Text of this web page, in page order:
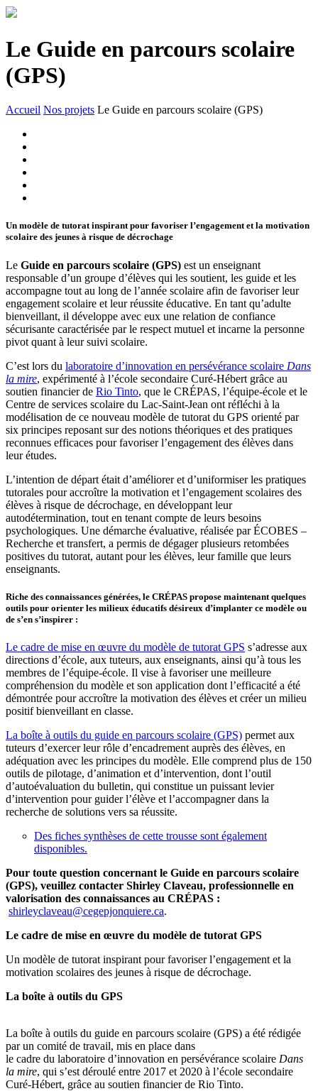
Le Guide en parcours scolaire
(GPS)
Accueil Nos projets Le Guide en parcours scolaire (GPS)
Un modèle de tutorat inspirant pour favoriser l’engagement et la motivation
scolaire des jeunes à risque de décrochage
Le Guide en parcours scolaire (GPS) est un enseignant
responsable d’un groupe d’élèves qui les soutient, les guide et les
accompagne tout au long de l’année scolaire afin de favoriser leur
engagement scolaire et leur réussite éducative. En tant qu’adulte
bienveillant, il développe avec eux une relation de confiance
sécurisante caractérisée par le respect mutuel et incarne la personne
pivot quant à leur suivi scolaire.
C’est lors du laboratoire d’innovation en persévérance scolaire Dans
la mire, expérimenté à l’école secondaire Curé-Hébert grâce au
soutien financier de Rio Tinto, que le CRÉPAS, l’équipe-école et le
Centre de services scolaire du Lac-Saint-Jean ont réfléchi à la
modélisation de ce nouveau modèle de tutorat du GPS orienté par
six principes reposant sur des notions théoriques et des pratiques
reconnues efficaces pour favoriser l’engagement des élèves dans
leur études.
L’intention de départ était d’améliorer et d’uniformiser les pratiques
tutorales pour accroître la motivation et l’engagement scolaires des
élèves à risque de décrochage, en développant leur
autodétermination, tout en tenant compte de leurs besoins
psychologiques. Une démarche évaluative, réalisée par ÉCOBES –
Recherche et transfert, a permis de dégager plusieurs retombées
positives du tutorat, autant pour les élèves, leur famille que leurs
enseignants.
Riche des connaissances générées, le CRÉPAS propose maintenant quelques
outils pour orienter les milieux éducatifs désireux d’implanter ce modèle ou
de s’en s’inspirer :
Le cadre de mise en œuvre du modèle de tutorat GPS s’adresse aux
directions d’école, aux tuteurs, aux enseignants, ainsi qu’à tous les
membres de l’équipe-école. Il vise à favoriser une meilleure
compréhension du modèle et son application dont l’efficacité a été
démontrée pour accroître la motivation des élèves et créer un milieu
positif bienveillant en classe.
La boîte à outils du guide en parcours scolaire (GPS) permet aux
tuteurs d’exercer leur rôle d’encadrement auprès des élèves, en
adéquation avec les principes du modèle. Elle comprend plus de 150
outils de pilotage, d’animation et d’intervention, dont l’outil
d’autoévaluation du bulletin, qui constitue un puissant levier
d’intervention pour guider l’élève et l’accompagner dans la
recherche de solutions vers sa réussite.
Des fiches synthèses de cette trousse sont également
disponibles.
Pour toute question concernant le Guide en parcours scolaire
(GPS), veuillez contacter Shirley Claveau, professionnelle en
valorisation des connaissances au CRÉPAS :
shirleyclaveau@cegepjonquiere.ca.
Le cadre de mise en œuvre du modèle de tutorat GPS
Un modèle de tutorat inspirant pour favoriser l’engagement et la
motivation scolaires des jeunes à risque de décrochage.
La boîte à outils du GPS
La boîte à outils du guide en parcours scolaire (GPS) a été rédigée
par un comité de travail, mis en place dans
le cadre du laboratoire d’innovation en persévérance scolaire Dans
la mire, qui s’est déroulé entre 2017 et 2020 à l’école secondaire
Curé-Hébert, grâce au soutien financier de Rio Tinto.